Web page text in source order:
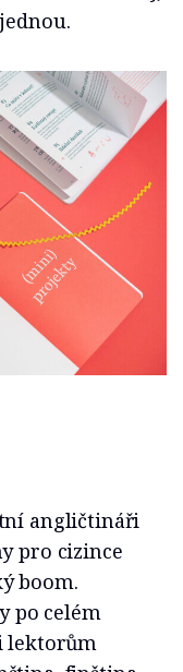
angličtináři
pro cizince
boom.
po celém
lektorům